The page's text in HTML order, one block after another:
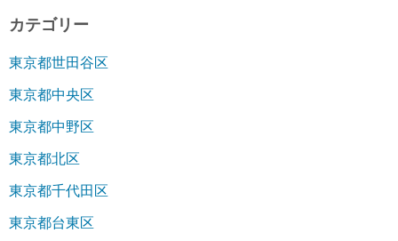
カテゴリー
東京都世田谷区
東京都中央区
東京都中野区
東京都北区
東京都千代田区
東京都台東区